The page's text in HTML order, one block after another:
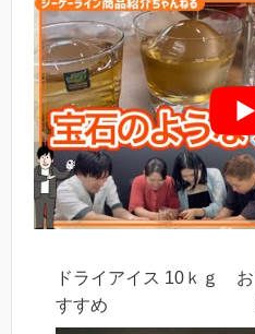
ドライアイス 10ｋｇ お
すすめ